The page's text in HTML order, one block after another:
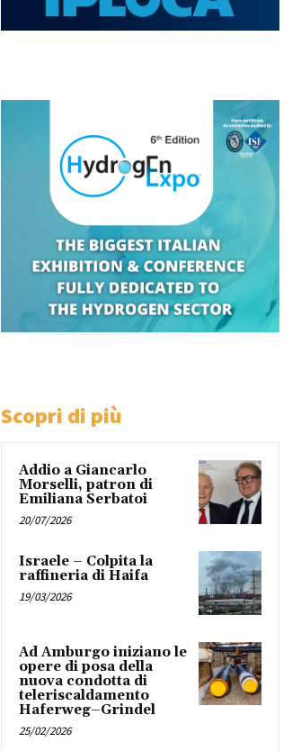
Scopri di più
Addio a Giancarlo
Morselli, patron di
Emiliana Serbatoi
20/07/2026
Israele – Colpita la
raffineria di Haifa
19/03/2026
Ad Amburgo iniziano le
opere di posa della
nuova condotta di
teleriscaldamento
Haferweg–Grindel
25/02/2026